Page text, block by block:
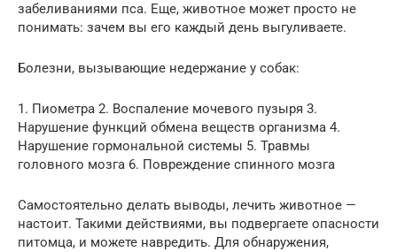
забеливаниями пса. Еще, животное может просто не
понимать: зачем вы его каждый день выгуливаете.
Болезни, вызывающие недержание у собак:
1. Пиометра 2. Воспаление мочевого пузыря 3.
Нарушение функций обмена веществ организма 4.
Нарушение гормональной системы 5. Травмы
головного мозга 6. Повреждение спинного мозга
Самостоятельно делать выводы, лечить животное —
настоит. Такими действиями, вы подвергаете опасности
питомца, и можете навредить. Для обнаружения,